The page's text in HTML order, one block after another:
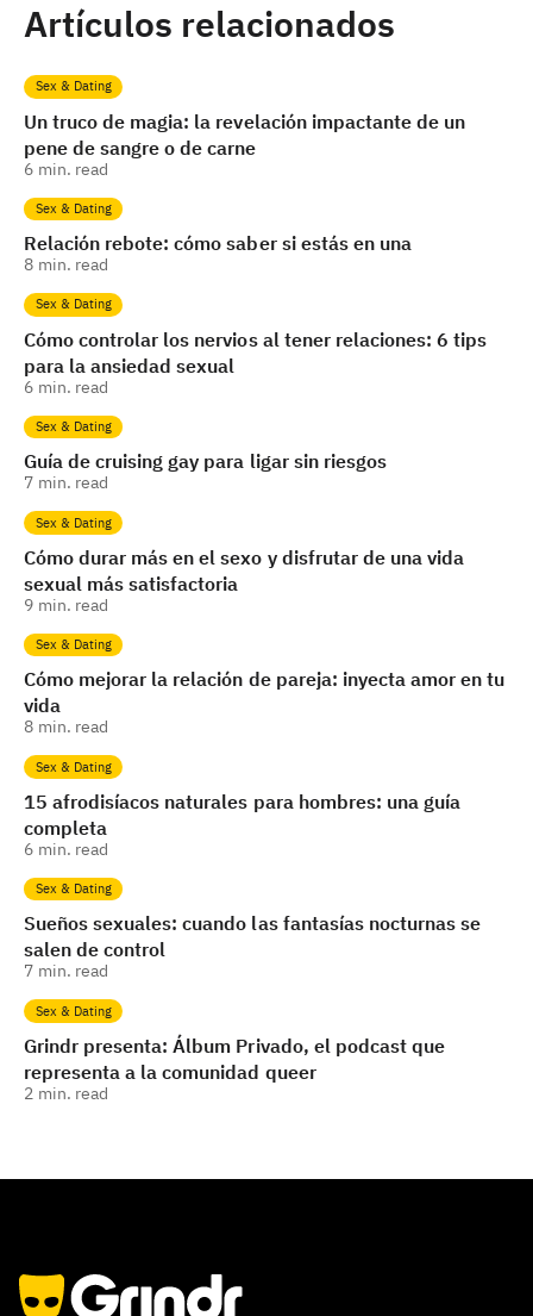
Artículos relacionados
Sex & Dating
Un truco de magia: la revelación impactante de un
pene de sangre o de carne
6 min. read
Sex & Dating
Relación rebote: cómo saber si estás en una
8 min. read
Sex & Dating
Cómo controlar los nervios al tener relaciones: 6 tips
para la ansiedad sexual
6 min. read
Sex & Dating
Guía de cruising gay para ligar sin riesgos
7 min. read
Sex & Dating
Cómo durar más en el sexo y disfrutar de una vida
sexual más satisfactoria
9 min. read
Sex & Dating
Cómo mejorar la relación de pareja: inyecta amor en tu
vida
8 min. read
Sex & Dating
15 afrodisíacos naturales para hombres: una guía
completa
6 min. read
Sex & Dating
Sueños sexuales: cuando las fantasías nocturnas se
salen de control
7 min. read
Sex & Dating
Grindr presenta: Álbum Privado, el podcast que
representa a la comunidad queer
2 min. read